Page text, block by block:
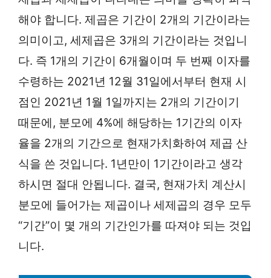
해야 합니다. 제곱은 기간이 2개의 기간이라는
의미이고, 세제곱은 3개의 기간이라는 것입니
다. 즉 1개의 기간이 6개월이며 두 번째 이자를
수령하는 2021년 12월 31일에서부터 현재 시
점인 2021년 1월 1일까지는 2개의 기간이기
때문에, 분모에 4%에 해당하는 1기간의 이자
율을 2개의 기간으로 현재가치화하여 제곱 산
식을 쓴 것입니다. 1년만이 1기간이라고 생각
하시면 절대 안됩니다. 결국, 현재가치 계산시
분모에 들어가는 제곱이나 세제곱의 경우 모두
“기간”이 몇 개의 기간인가를 따져야 되는 것입
니다.